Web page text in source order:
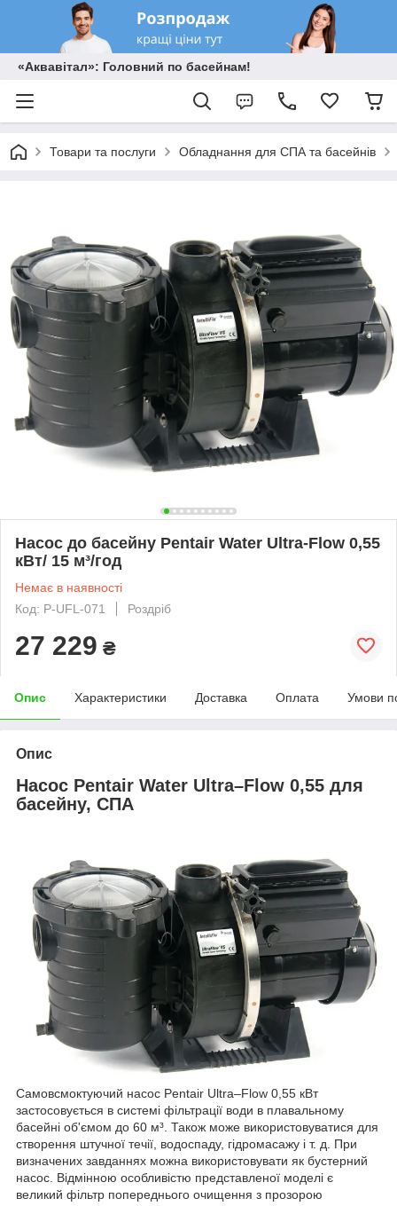
«Аквавітал»: Головний по басейнам!
Товари та послуги Обладнання для СПА та басейнів
Насос до басейну Pentair Water Ultra-Flow 0,55
кВт/ 15 м³/год
Немає в наявності
Код: P-UFL-071
Роздріб
27 229 ₴
Опис Характеристики Доставка Оплата Умови
Опис
Насос Pentair Water Ultra–Flow 0,55 для
басейну, СПА
Самовсмоктуючий насос Pentair Ultra–Flow 0,55 кВт
застосовується в системі фільтрації води в плавальному
басейні об'ємом до 60 м³. Також може використовуватися для
створення штучної течії, водоспаду, гідромасажу і т. д. При
визначених завданнях можна використовувати як бустерний
насос. Відмінною особливістю представленої моделі є
великий фільтр попереднього очищення з прозорою